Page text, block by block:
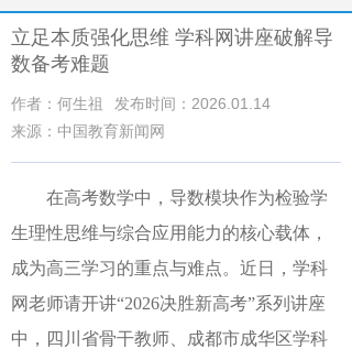
立足本质强化思维 学科网讲座破解导
数备考难题
作者：何生祖
发布时间：2026.01.14
来源：中国教育新闻网
在高考数学中，导数模块作为检验学
生理性思维与综合应用能力的核心载体 ，
成为高三学习的重点与难点。近日， 学科
网老师请开讲“2026决胜新高考”系列 讲座
中， 四川省骨干教师、成都市成华区学科